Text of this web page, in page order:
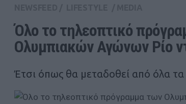
Όλο το τηλεοπτικό
Ολυμπιακών Αγώνων Ρίο
Έτσι όπως θα μεταδοθεί από όλα τα